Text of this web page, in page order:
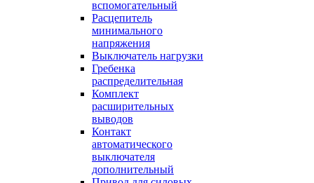
вспомогательный
Расцепитель
минимального
напряжения
Выключатель нагрузки
Гребенка
распределительная
Комплект
расширительных
выводов
Контакт
автоматического
выключателя
дополнительный